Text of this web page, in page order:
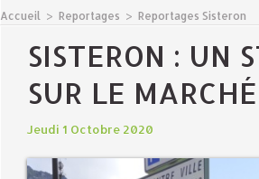
Accueil > Reportages > Reportages Sisteron
SISTERON : UN
SUR LE MARCHÉ
Jeudi 1 Octobre 2020